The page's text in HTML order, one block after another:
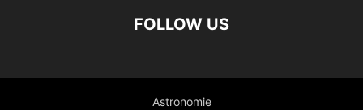
FOLLOW US
Astronomie